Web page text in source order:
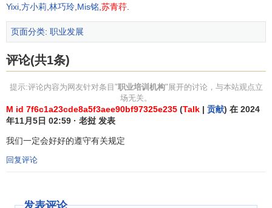
Yixi 方小莉 林巧玲 Mis铭 苏青荇
页面分类: 职业发展
评论(共1条)
提示:评论内容为网友针对条目"职业培训机构"展开的讨论，与本站观点立
场无关。
M id 7f6c1a23cde8a5f3aee90bf97325e235 (Talk | 贡献) 在 2024
年11月5日 02:59 · 老挝 发表
我们一定会好好的遵守有关规定
回复评论
发表评论